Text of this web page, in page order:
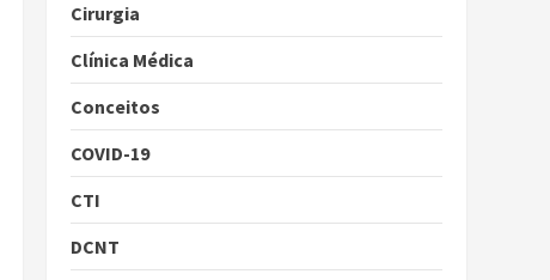
Cirurgia
Clínica Médica
Conceitos
COVID-19
CTI
DCNT